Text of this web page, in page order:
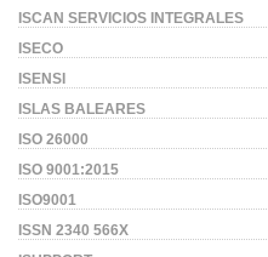
ISCAN SERVICIOS INTEGRALES
ISECO
ISENSI
ISLAS BALEARES
ISO 26000
ISO 9001:2015
ISO9001
ISSN 2340 566X